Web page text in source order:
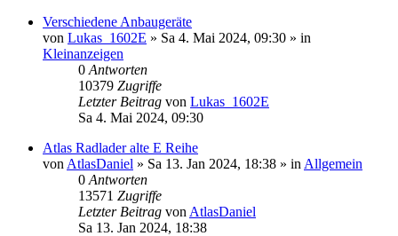
Verschiedene Anbaugeräte
von Lukas_1602E » Sa 4. Mai 2024, 09:30 » in
Kleinanzeigen
0 Antworten
10379 Zugriffe
Letzter Beitrag von Lukas_1602E
Sa 4. Mai 2024, 09:30
Atlas Radlader alte E Reihe
von AtlasDaniel » Sa 13. Jan 2024, 18:38 » in Allgemein
0 Antworten
13571 Zugriffe
Letzter Beitrag von AtlasDaniel
Sa 13. Jan 2024, 18:38